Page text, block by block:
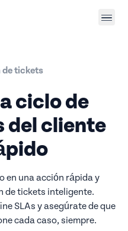
de tickets
ciclo de
del cliente
en una acción rápida y
de tickets inteligente.
SLAs y asegúrate de que
cada caso, siempre.